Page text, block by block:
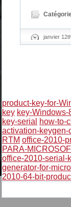
janvier
product-key-for-
key key-
key-serial
how-to-
activation-
RTM office-2010-
PARA-
office-2010-serial-
generator-for-
2010-64-bit-